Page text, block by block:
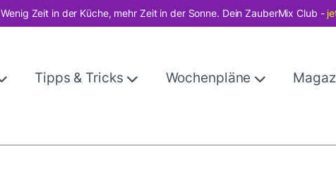
Wenig Zeit in der Küche, mehr Zeit in der Sonne. Dein ZauberMix Club -
Tipps & Tricks Wochenpläne